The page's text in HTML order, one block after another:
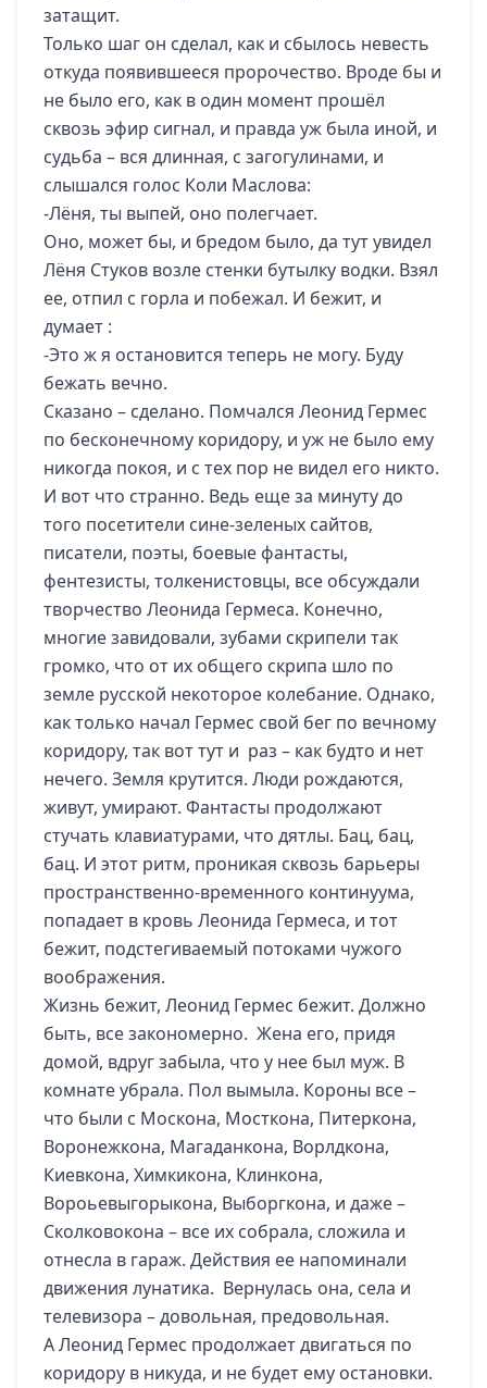
затащит.
Только шаг он сделал, как и сбылось невесть
откуда появившееся пророчество. Вроде бы и
не было его, как в один момент прошёл
сквозь эфир сигнал, и правда уж была иной, и
судьба – вся длинная, с загогулинами, и
слышался голос Коли Маслова:
-Лёня, ты выпей, оно полегчает.
Оно, может бы, и бредом было, да тут увидел
Лёня Стуков возле стенки бутылку водки. Взял
ее, отпил с горла и побежал. И бежит, и
думает :
-Это ж я остановится теперь не могу. Буду
бежать вечно.
Сказано – сделано. Помчался Леонид Гермес
по бесконечному коридору, и уж не было ему
никогда покоя, и с тех пор не видел его никто.
И вот что странно. Ведь еще за минуту до
того посетители сине-зеленых сайтов,
писатели, поэты, боевые фантасты,
фентезисты, толкенистовцы, все обсуждали
творчество Леонида Гермеса. Конечно,
многие завидовали, зубами скрипели так
громко, что от их общего скрипа шло по
земле русской некоторое колебание. Однако,
как только начал Гермес свой бег по вечному
коридору, так вот тут и раз – как будто и нет
нечего. Земля крутится. Люди рождаются,
живут, умирают. Фантасты продолжают
стучать клавиатурами, что дятлы. Бац, бац,
бац. И этот ритм, проникая сквозь барьеры
пространственно-временного континуума,
попадает в кровь Леонида Гермеса, и тот
бежит, подстегиваемый потоками чужого
воображения.
Жизнь бежит, Леонид Гермес бежит. Должно
быть, все закономерно. Жена его, придя
домой, вдруг забыла, что у нее был муж. В
комнате убрала. Пол вымыла. Короны все –
что были с Москона, Мосткона, Питеркона,
Воронежкона, Магаданкона, Ворлдкона,
Киевкона, Химкикона, Клинкона,
Вороьевыгорыкона, Выборгкона, и даже –
Сколковокона – все их собрала, сложила и
отнесла в гараж. Действия ее напоминали
движения лунатика. Вернулась она, села и
телевизора – довольная, предовольная.
А Леонид Гермес продолжает двигаться по
коридору в никуда, и не будет ему остановки.